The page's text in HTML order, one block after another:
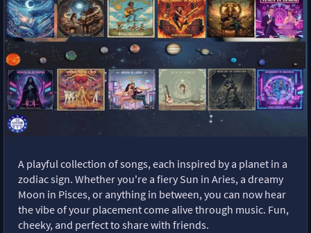
A playful collection of songs, each inspired by a planet in a
zodiac sign. Whether you're a fiery Sun in Aries, a dreamy
Moon in Pisces, or anything in between, you can now hear
the vibe of your placement come alive through music. Fun,
cheeky, and perfect to share with friends.